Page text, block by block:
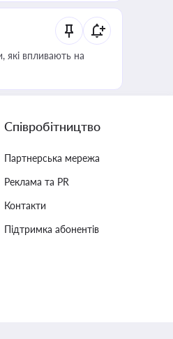
які впливають на
Співробітництво
Партнерська мережа
Реклама та PR
Контакти
Підтримка абонентів